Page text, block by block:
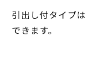
引出し付タイプ
できます。